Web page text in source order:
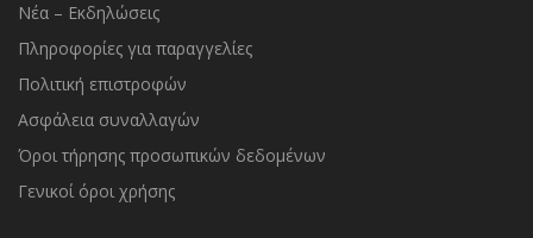
Νέα – Εκδηλώσεις
Πληροφορίες για παραγγελίες
Πολιτική επιστροφών
Ασφάλεια συναλλαγών
Όροι τήρησης προσωπικών δεδομένων
Γενικοί όροι χρήσης